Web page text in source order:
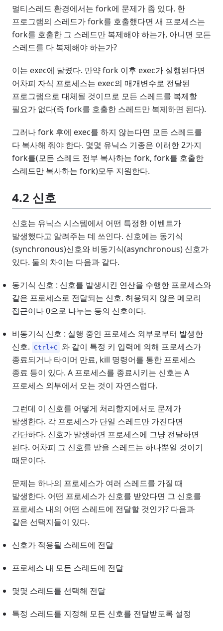
멀티스레드 환경에서는 fork에 문제가 좀 있다. 한
프로그램의 스레드가 fork를 호출했다면 새 프로세스는
fork를 호출한 그 스레드만 복제해야 하는가, 아니면 모든
스레드를 다 복제해야 하는가?
이는 exec에 달렸다. 만약 fork 이후 exec가 실행된다면
어차피 자식 프로세스는 exec의 매개변수로 전달된
프로그램으로 대체될 것이므로 모든 스레드를 복제할
필요가 없다(즉 fork를 호출한 스레드만 복제하면 된다).
그러나 fork 후에 exec를 하지 않는다면 모든 스레드를
다 복사해 줘야 한다. 몇몇 유닉스 기종은 이러한 2가지
fork를(모든 스레드 전부 복사하는 fork, fork를 호출한
스레드만 복사하는 fork)모두 지원한다.
4.2 신호
신호는 유닉스 시스템에서 어떤 특정한 이벤트가
발생했다고 알려주는 데 쓰인다. 신호에는 동기식
(synchronous)신호와 비동기식(asynchronous) 신호가
있다. 둘의 차이는 다음과 같다.
동기식 신호 : 신호를 발생시킨 연산을 수행한 프로세스와
같은 프로세스로 전달되는 신호. 허용되지 않은 메모리
접근이나 0으로 나누는 등의 신호이다.
비동기식 신호 : 실행 중인 프로세스 외부로부터 발생한
신호.
Ctrl+C
와 같이 특정 키 입력에 의해 프로세스가
종료되거나 타이머 만료, kill 명령어를 통한 프로세스
종료 등이 있다. A 프로세스를 종료시키는 신호는 A
프로세스 외부에서 오는 것이 자연스럽다.
그런데 이 신호를 어떻게 처리할지에서도 문제가
발생한다. 각 프로세스가 단일 스레드만 가진다면
간단하다. 신호가 발생하면 프로세스에 그냥 전달하면
된다. 어차피 그 신호를 받을 스레드는 하나뿐일 것이기
때문이다.
문제는 하나의 프로세스가 여러 스레드를 가질 때
발생한다. 어떤 프로세스가 신호를 받았다면 그 신호를
프로세스 내의 어떤 스레드에 전달할 것인가? 다음과
같은 선택지들이 있다.
신호가 적용될 스레드에 전달
프로세스 내 모든 스레드에 전달
몇몇 스레드를 선택해 전달
특정 스레드를 지정해 모든 신호를 전달받도록 설정